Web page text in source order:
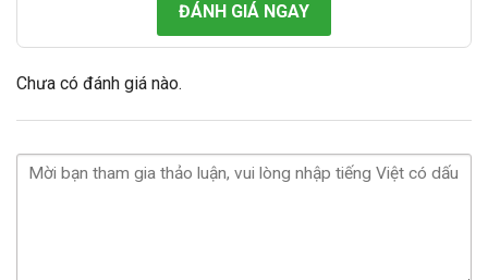
ĐÁNH GIÁ NGAY
Chưa có đánh giá nào.